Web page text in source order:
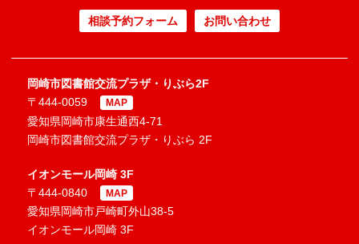
相談予約フォーム お問い合わせ
岡崎市図書館交流プラザ・りぶら2F
〒444-0059
MAP
愛知県岡崎市康生通西4-71
岡崎市図書館交流プラザ・りぶら 2F
イオンモール岡崎 3F
〒444-0840
MAP
愛知県岡崎市戸崎町外山38-5
イオンモール岡崎 3F